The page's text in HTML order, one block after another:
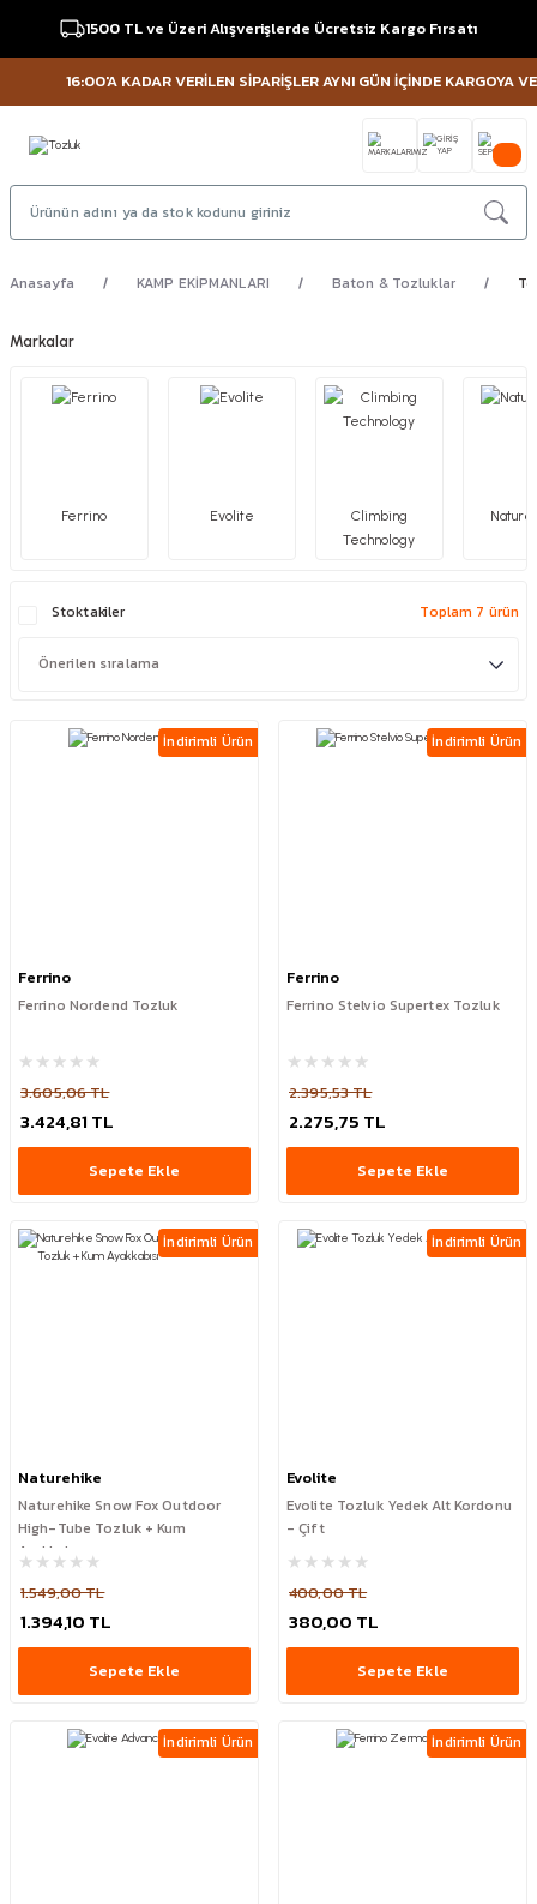
1500 TL ve Üzeri Alışverişlerde Ücretsiz Kargo Fırsatı
16:00'A KADAR VERİLEN SİPARİŞLER AYNI GÜN İÇİNDE KARGOYA
Anasayfa KAMP EKİPMANLARI Baton & Tozluklar
Markalar
Ferrino Evolite
Climbing
Technology
Stoktakiler Toplam 7 ürün
İndirimli Ürün
Ferrino
Ferrino Nordend Tozluk
3.605,06 TL
3.424,81 TL
Sepete Ekle
İndirimli Ürün
Ferrino
Ferrino Stelvio Supertex Tozluk
2.395,53 TL
2.275,75 TL
Sepete Ekle
İndirimli Ürün
Naturehike
Naturehike Snow Fox Outdoor
High-Tube Tozluk + Kum
Ayakkabısı
1.549,00 TL
1.394,10 TL
Sepete Ekle
İndirimli Ürün
Evolite
Evolite Tozluk Yedek Alt Kordonu
- Çift
400,00 TL
380,00 TL
Sepete Ekle
İndirimli Ürün İndirimli Ürün